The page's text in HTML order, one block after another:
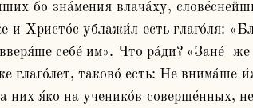
бо зна́мения влача́ху,
Христо́с ублажи́л есть глаго́ля:
себе́ им». Что ра́ди? «Зане́
глаго́лет, таково́ есть: Не внима́ше
них я́ко на ученико́в соверше́нных,